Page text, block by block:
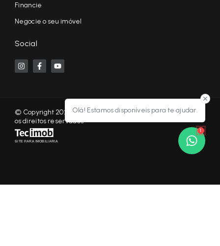
Olá! Estamos disponíveis para te ajudar.
1
Financie
Negocie o seu imóvel
Social
© Copyright 2026 - KF NEGÓCIOS IMOBILIÁRIOS RP - Todos
os direitos reservados
SITE PARA IMOBILIARIA